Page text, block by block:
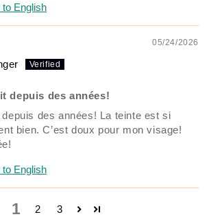
English
05/24/2026
depuis des années!
depuis des années! La teinte est si
bien. C’est doux pour mon visage!
English
1 2 3